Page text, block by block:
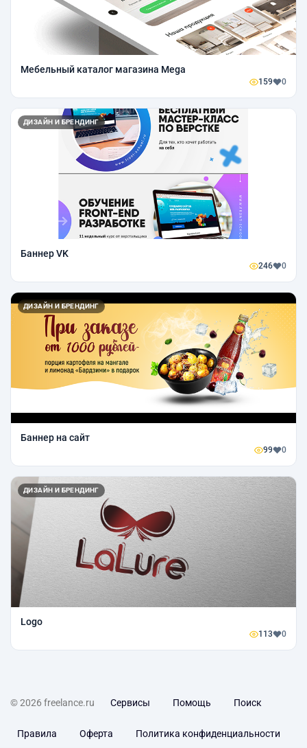
Мебельный каталог магазина Mega
159 0
ДИЗАЙН И БРЕНДИНГ
Баннер VK
246 0
ДИЗАЙН И БРЕНДИНГ
Баннер на сайт
99 0
ДИЗАЙН И БРЕНДИНГ
Logo
113 0
© 2026 freelance.ru Сервисы Помощь Поиск
Правила Оферта Политика конфиденциальности